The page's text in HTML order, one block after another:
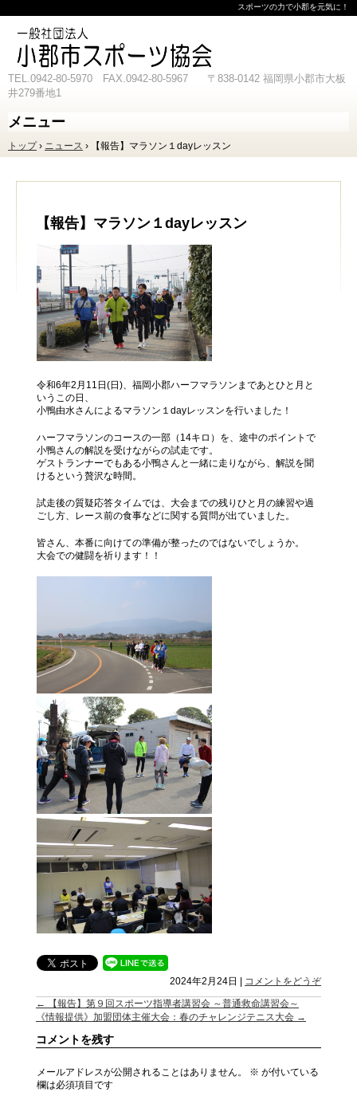
スポーツの力で小郡を元気に！
TEL.0942-80-5970 FAX.0942-80-5967 〒838-0142 福岡県小郡市大板
井279番地1
メニュー
ントップ › ニュース › 【報告】マラソン１dayレッスン
【報告】マラソン１dayレッスン
令和6年2月11日(日)、福岡小郡ハーフマラソンまであとひと月と
いうこの日、
小鴨由水さんによるマラソン１dayレッスンを行いました！
ハーフマラソンのコースの一部（14キロ）を、途中のポイントで
小鴨さんの解説を受けながらの試走です。
ゲストランナーでもある小鴨さんと一緒に走りながら、解説を聞
けるという贅沢な時間。
試走後の質疑応答タイムでは、大会までの残りひと月の練習や過
ごし方、レース前の食事などに関する質問が出ていました。
皆さん、本番に向けての準備が整ったのではないでしょうか。
大会での健闘を祈ります！！
2024年2月24日
コメントをどうぞ
←
【報告】第９回スポーツ指導者講習会 ～普通救命講習会～
《情報提供》加盟団体主催大会：春のチャレンジテニス大会 →
コメントを残す
メールアドレスが公開されることはありません。 ※ が付いている
欄は必須項目です